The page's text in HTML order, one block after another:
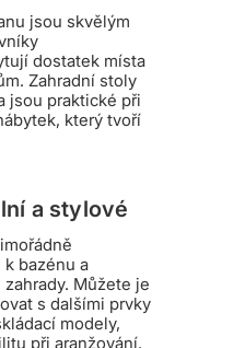
jsou skvělým
dostatek místa
Zahradní stoly
jsou praktické při
který tvoří
a stylové
bazénu a
Můžete je
s dalšími prvky
modely,
při aranžování.